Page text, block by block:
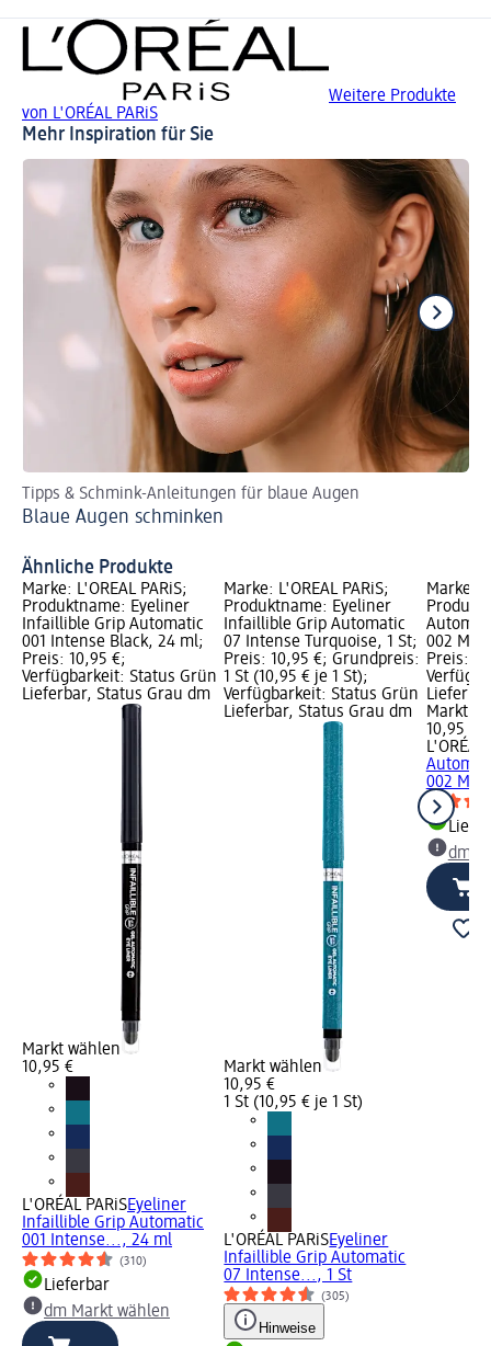
Weitere Produkte
von L'ORÉAL PARiS
Mehr Inspiration für Sie
Tipps & Schmink-Anleitungen für blaue Augen
Blaue Augen schminken
Ähnliche Produkte
Marke: L'ORÉAL PARiS;
Produktname: Eyeliner
Infaillible Grip Automatic
001 Intense Black, 24 ml;
Preis: 10,95 €;
Verfügbarkeit: Status Grün
Lieferbar, Status Grau dm
Markt wählen
10,95 €
L'ORÉAL PARiSEyeliner
Infaillible Grip Automatic
001 Intense..., 24 ml
(310)
Lieferbar
dm Markt wählen
Marke: L'ORÉAL PARiS;
Produktname: Eyeliner
Infaillible Grip Automatic
07 Intense Turquoise, 1 St;
Preis: 10,95 €; Grundpreis:
1 St (10,95 € je 1 St);
Verfügbarkeit: Status Grün
Lieferbar, Status Grau dm
Markt wählen
10,95 €
1 St (10,95 € je 1 St)
L'ORÉAL PARiSEyeliner
Infaillible Grip Automatic
07 Intense..., 1 St
(305)
Hinweise
Marke:
002
Preis:
Markt
10,95 €
L'ORÉAL
002
dm